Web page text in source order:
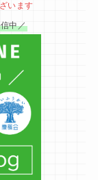
います
中／